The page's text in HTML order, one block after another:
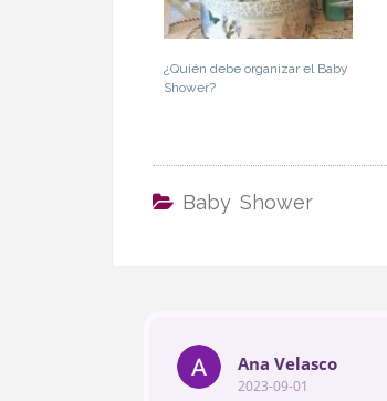
¿Quién debe organizar el Baby
Shower?
Baby Shower
Ana Velasco
2023-09-01